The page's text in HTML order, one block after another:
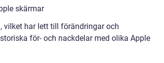
skärmar
vilket har lett till förändringar och
för- och nackdelar med olika Apple